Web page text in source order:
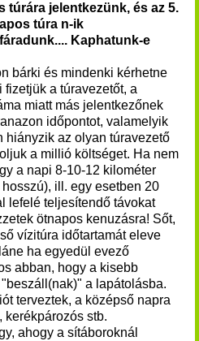
túrára jelentkezünk, és az 5.
túra n-ik
Kaphatunk-e
bárki és mindenki kérhetne
a túravezetőt, a
miatt más jelentkezőnek
időpontot, valamelyik
hiányzik az olyan túravezető
a millió költséget. Ha nem
a napi 8-10-12 kilométer
ill. egy esetben 20
lefelé teljesítendő távokat
ötnapos kenuzásra! Sőt,
vízitúra időtartamát eleve
ha egyedül evező
abban, hogy a kisebb
a lapátolásba.
terveztek, a középső napra
kerékpározós stb.
ahogy a sítáboroknál